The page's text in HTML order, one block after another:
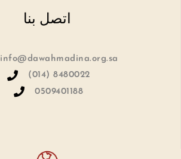
اتصل بنا
info@dawahmadina.org.sa
(014) 8480022
0509401188